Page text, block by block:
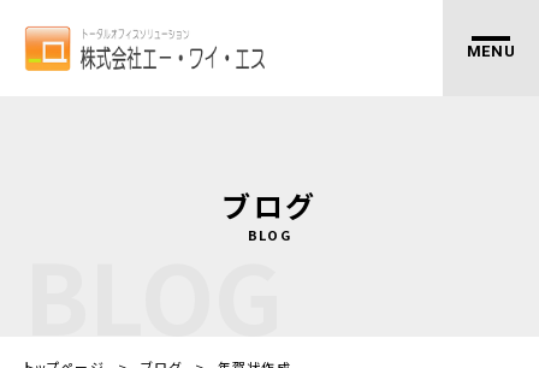
ブログ
BLOG